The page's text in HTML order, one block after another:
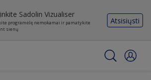
Sadolin Vizualiser
programėlę nemokamai ir pamatykite
sienų
Atsisiųsti